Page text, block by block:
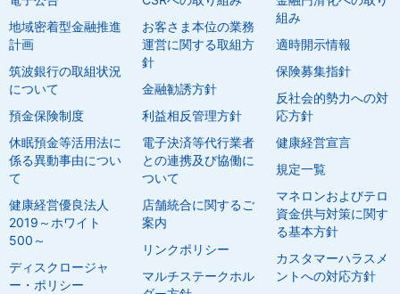
地域密着型金融推進
計画
筑波銀行の取組状況
について
預金保険制度
休眠預金等活用法に
係る異動事由につい
て
健康経営優良法人
2019～ホワイト
500～
ディスクロージャ
ー・ポリシー
お客さま本位の業務
運営に関する取組方
針
金融勧誘方針
利益相反管理方針
電子決済等代行業者
との連携及び協働に
ついて
店舗統合に関するご
案内
リンクポリシー
マルチステークホル
組み
適時開示情報
保険募集指針
反社会的勢力への対
応方針
健康経営宣言
規定一覧
マネロンおよびテロ
資金供与対策に関す
る基本方針
カスタマーハラスメ
ントへの対応方針